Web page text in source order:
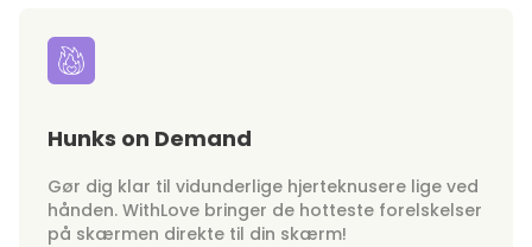
Hunks on Demand
Gør dig klar til vidunderlige hjerteknusere lige ved
hånden. WithLove bringer de hotteste forelskelser
på skærmen direkte til din skærm!